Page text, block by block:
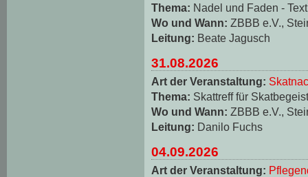
Thema: Nadel und Faden -
Wo und Wann: ZBBB e.V.,
Leitung: Beate Jagusch
31.08.2026
Art der Veranstaltung:
Thema: Skattreff für
Wo und Wann: ZBBB e.V.,
Leitung: Danilo Fuchs
04.09.2026
Art der Veranstaltung: